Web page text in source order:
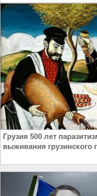
Грузия 500 лет
выживания грузинского